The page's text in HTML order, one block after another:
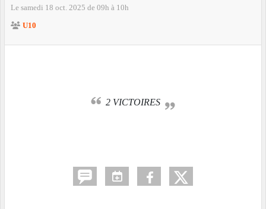
Le samedi 18 oct. 2025 de 09h à 10h
U10
2 VICTOIRES